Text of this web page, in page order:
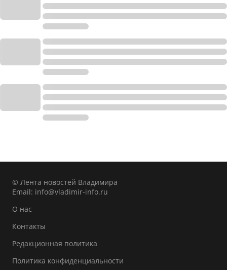
© Лента новостей Владимира
Email: info@vladimir-info.ru
О нас
Контакты
Редакционная политика
Политика конфиденциальности